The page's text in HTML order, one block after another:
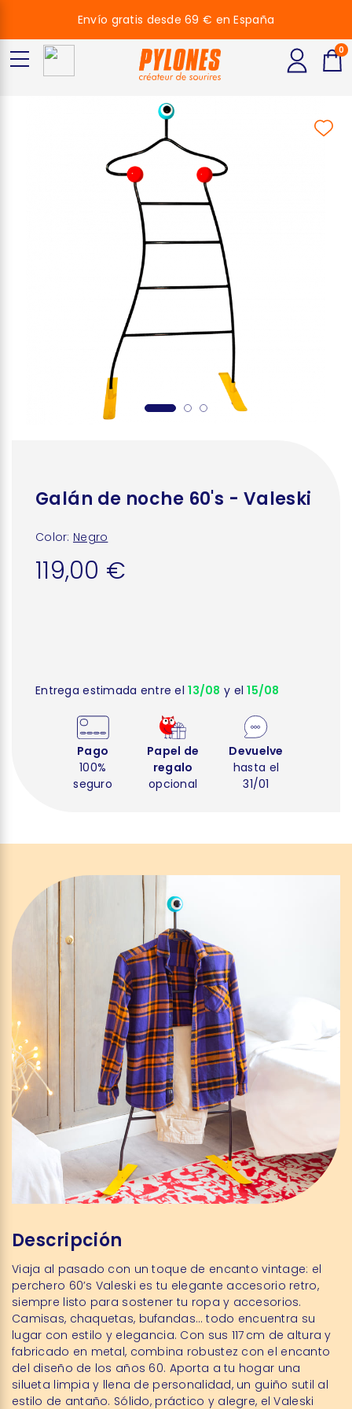
Galán de noche 60's - Valeski
Color: Negro
119,00 €
Entrega estimada entre el13/08 y el15/08
Pago
100%
seguro
Papel de
regalo
opcional
Devuelve
hasta el
31/01
Descripción
Viaja al pasado con un toque de encanto vintage: el
perchero 60’s Valeski es tu elegante accesorio retro,
siempre listo para sostener tu ropa y accesorios.
Camisas, chaquetas, bufandas… todo encuentra su
lugar con estilo y elegancia. Con sus 117 cm de altura y
fabricado en metal, combina robustez con el encanto
del diseño de los años 60. Aporta a tu hogar una
silueta limpia y llena de personalidad, un guiño sutil al
estilo de antaño. Sólido, práctico y alegre, el Valeski
Envío gratis desde 69 € en España
0